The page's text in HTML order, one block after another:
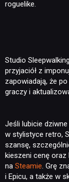
roguelike.
Studio
przyjaciół z
zapowiadają, że
graczy i
Jeśli lubicie
w stylistyce retro,
szansę,
kieszeni cenę
na Steamie. Grę
i Epicu, a także w